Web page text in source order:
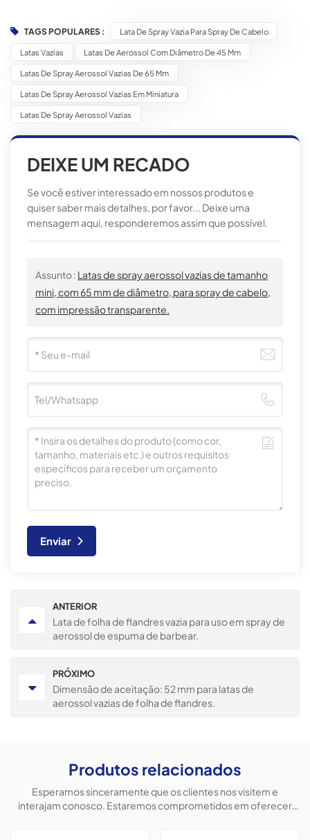
TAGS POPULARES : Lata De Spray Vazia Para Spray De Cabelo
Latas Vazias Latas De Aerossol Com Diâmetro De 45 Mm
Latas De Spray Aerossol Vazias De 65 Mm
Latas De Spray Aerossol Vazias Em Miniatura
Latas De Spray Aerossol Vazias
DEIXE UM RECADO
Se você estiver interessado em nossos produtos e
quiser saber mais detalhes, por favor... Deixe uma
mensagem aqui, responderemos assim que possível.
Assunto : Latas de spray aerossol vazias de tamanho
mini, com 65 mm de diâmetro, para spray de cabelo,
com impressão transparente.
Enviar
ANTERIOR
Lata de folha de flandres vazia para uso em spray de
aerossol de espuma de barbear.
PRÓXIMO
Dimensão de aceitação: 52 mm para latas de
aerossol vazias de folha de flandres.
Produtos relacionados
Esperamos sinceramente que os clientes nos visitem e
interajam conosco. Estaremos comprometidos em oferecer